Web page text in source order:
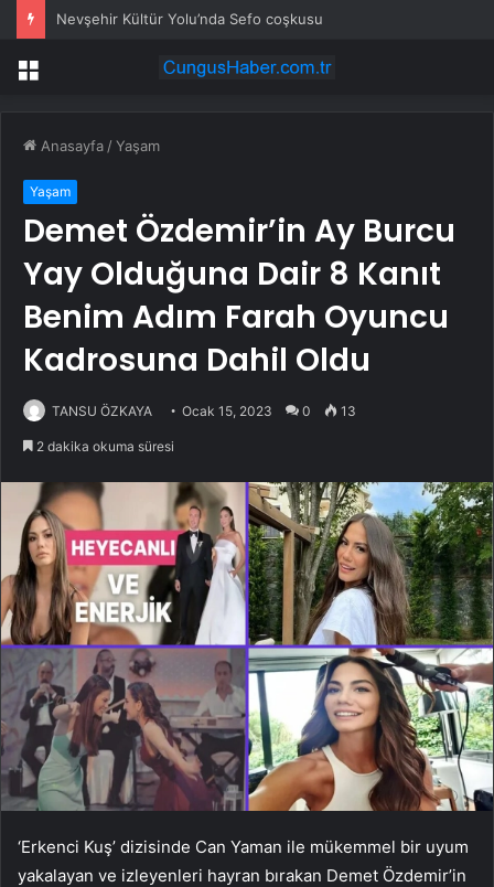
Nevşehir Kültür Yolu’nda Sefo coşkusu
Menü
Anasayfa /Yaşam
Yaşam
Demet Özdemir’in Ay Burcu
Yay Olduğuna Dair 8 Kanıt
Benim Adım Farah Oyuncu
Kadrosuna Dahil Oldu
TANSU ÖZKAYA Ocak 15, 2023 0 13
2 dakika okuma süresi
‘Erkenci Kuş’ dizisinde Can Yaman ile mükemmel bir uyum
yakalayan ve izleyenleri hayran bırakan Demet Özdemir’in